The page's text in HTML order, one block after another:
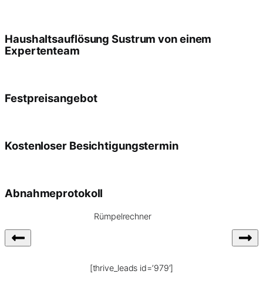
Haushaltsauflösung Sustrum von einem
Expertenteam
Festpreisangebot
Kostenloser Besichtigungstermin
Abnahmeprotokoll
Rümpelrechner
[thrive_leads id=’979′]